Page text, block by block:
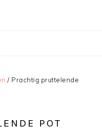
/ Prachtig pruttelende
POT